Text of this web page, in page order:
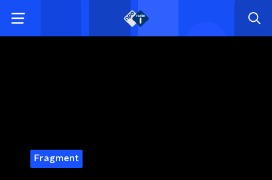
Fragment